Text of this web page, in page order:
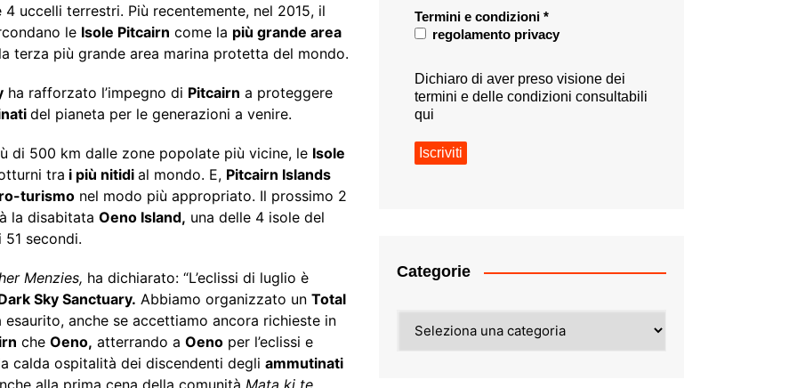
uccelli terrestri. Più recentemente, nel 2015, il
le Isole Pitcairn come la più grande area
terza più grande area marina protetta del mondo.
ha rafforzato l’impegno di Pitcairn a proteggere
del pianeta per le generazioni a venire.
di 500 km dalle zone popolate più vicine, le Isole
tra i più nitidi al mondo. E, Pitcairn Islands
turismo nel modo più appropriato. Il prossimo 2
la disabitata Oeno Island, una delle 4 isole del
secondi.
Menzies, ha dichiarato: “L’eclissi di luglio è
Sky Sanctuary. Abbiamo organizzato un Total
anche se accettiamo ancora richieste in
che Oeno, atterrando a Oeno per l’eclissi e
calda ospitalità dei discendenti degli ammutinati
alla prima cena della comunità Mata ki te
Termini e condizioni *
regolamento privacy
Dichiaro di aver preso visione dei
termini e delle condizioni consultabili
qui
Categorie